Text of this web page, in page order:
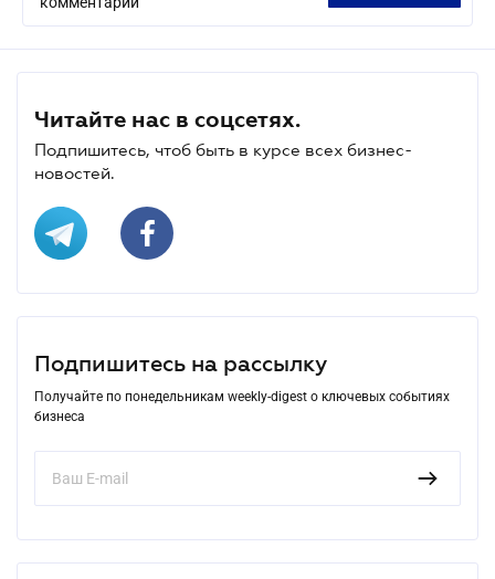
Читайте нас в соцсетях.
Подпишитесь, чтоб быть в курсе всех бизнес-
новостей.
Подпишитесь на рассылку
Получайте по понедельникам weekly-digest о ключевых событиях
бизнеса